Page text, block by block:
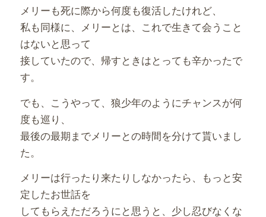
メリーも死に際から何度も復活したけれど、
私も同様に、メリーとは、これで生きて会うこと
はないと思って
接していたので、帰すときはとっても辛かったで
す。
でも、こうやって、狼少年のようにチャンスが何
度も巡り、
最後の最期までメリーとの時間を分けて貰いまし
た。
メリーは行ったり来たりしなかったら、もっと安
定したお世話を
してもらえただろうにと思うと、少し忍びなくな